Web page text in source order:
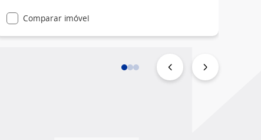
Comparar imóvel